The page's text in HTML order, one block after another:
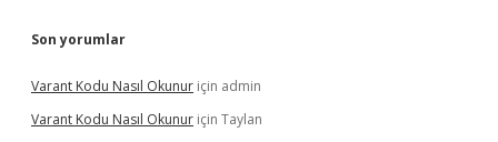
Son yorumlar
Varant Kodu Nasıl Okunur için admin
Varant Kodu Nasıl Okunur için Taylan